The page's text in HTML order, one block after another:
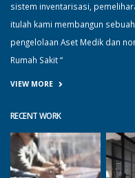
sistem inventarisasi,
itulah kami membangun
pengelolaan Aset Medik dan
Rumah Sakit “
VIEW MORE
RECENT WORK